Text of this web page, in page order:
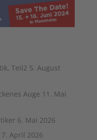
Teil2 5. August
Auge 11. Mai
6. Mai 2026
7. April 2026